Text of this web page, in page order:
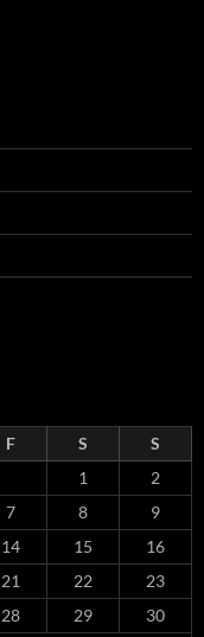
F S
S
1
2
7 8
9
14 15
16
21 22
23
28 29
30